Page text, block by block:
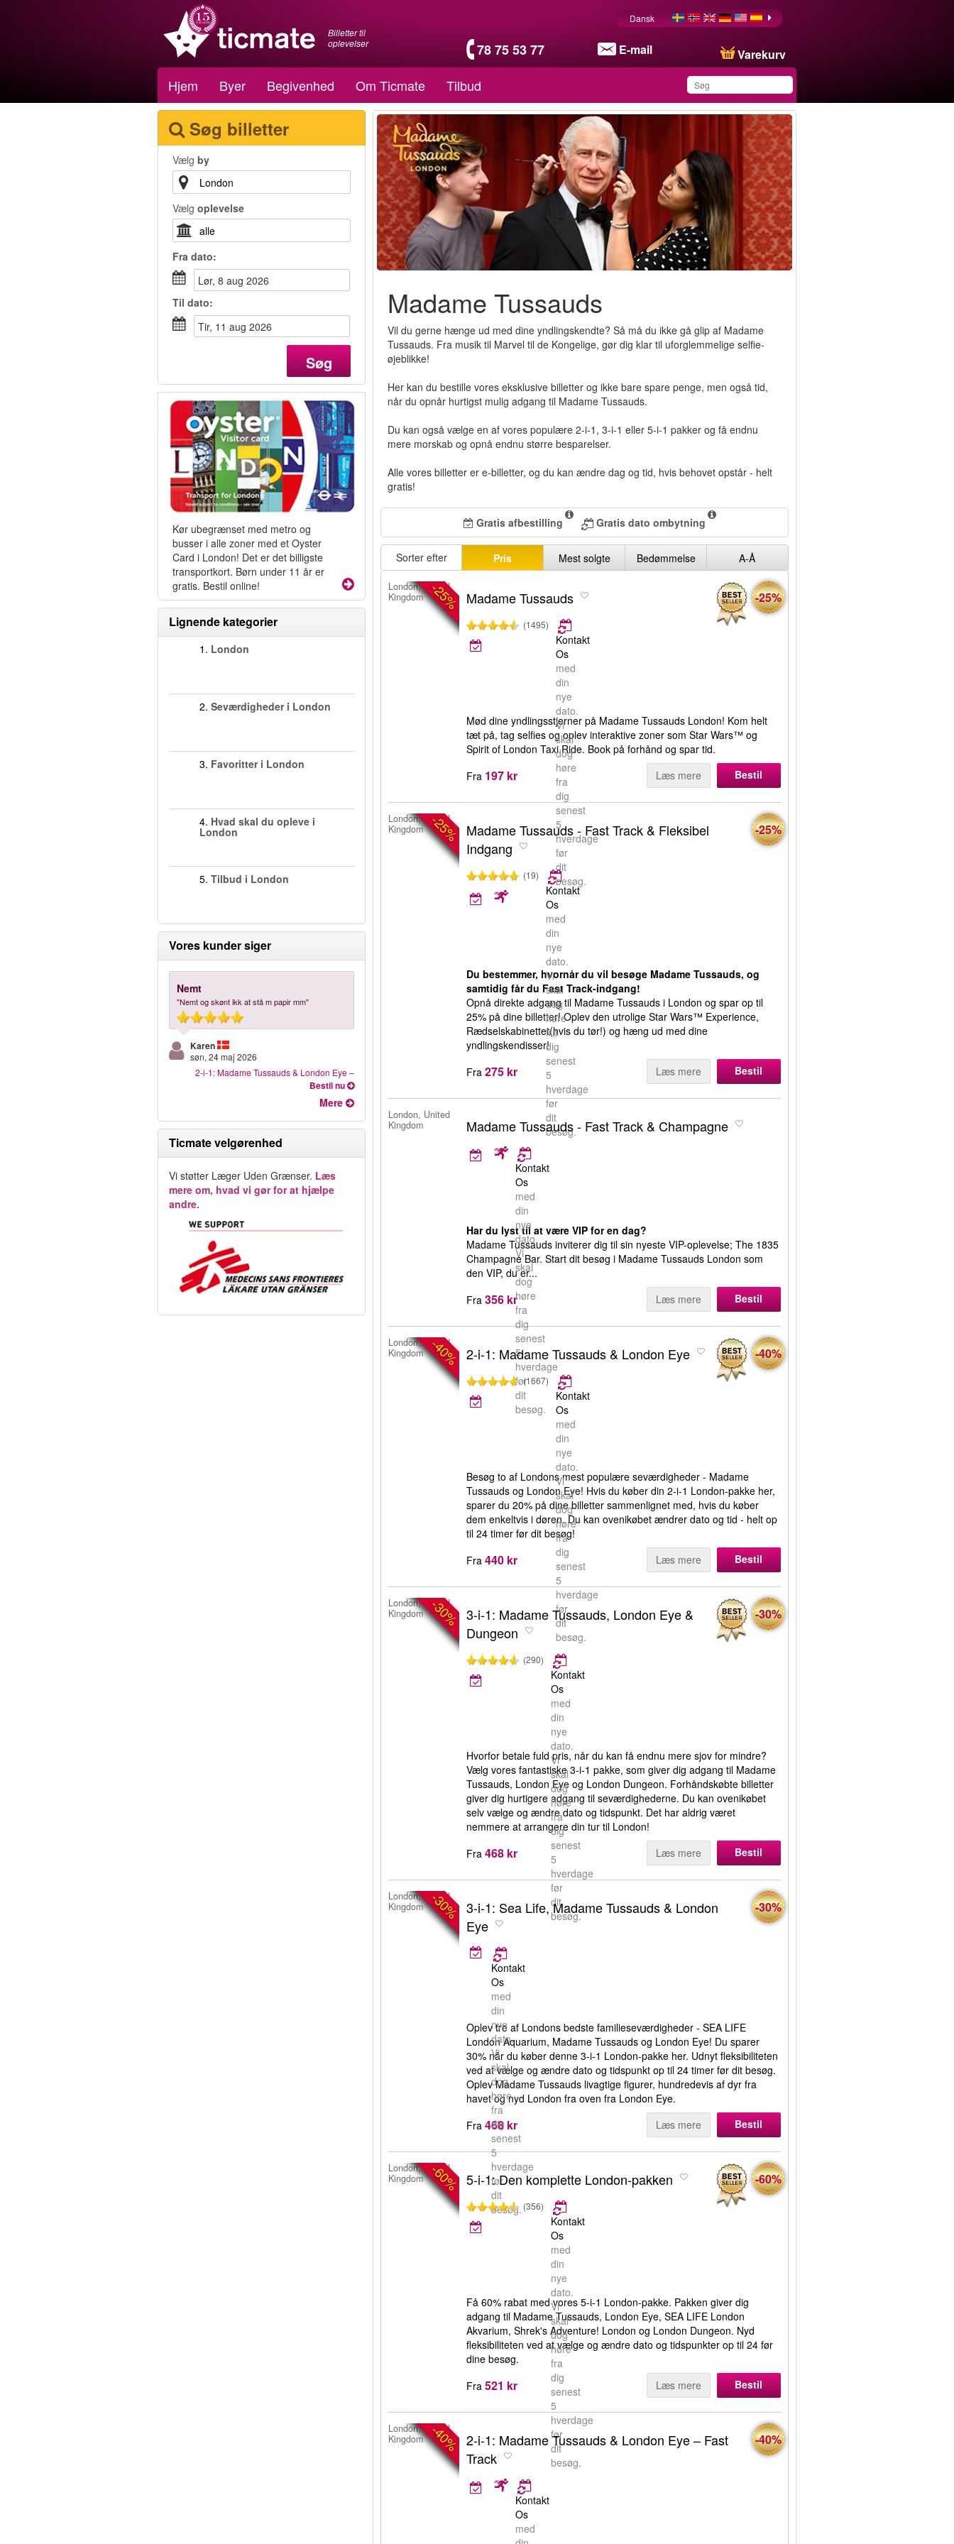
Billetter til
oplevelser
78 75 53 77 E-mail Varekurv
Dansk
Hjem Byer Begivenhed Om Ticmate Tilbud
Du har gemt dette
produkt på din liste
Søg billetter
Vælg by
Vælg oplevelse
Fra dato:
lør, 8 aug 2026
Til dato:
tir, 11 aug 2026
Søg
Kør ubegrænset med metro og
busser i alle zoner med et Oyster
Card i London! Det er det billigste
transportkort. Børn under 11 år er
gratis. Bestil online!
Lignende kategorier
1. London
2. Seværdigheder i London
3. Favoritter i London
4. Hvad skal du opleve i
London
5. Tilbud i London
Vores kunder siger
Nemt
"Nemt og skønt ikk at stå m papir mm"
Karen
søn, 24 maj 2026
2-i-1: Madame Tussauds & London Eye–
Bestil nu
Mere
Ticmate velgørenhed
Vi støtter Læger Uden Grænser. Læs
mere om, hvad vi gør for at hjælpe
andre.
Madame Tussauds
Vil du gerne hænge ud med dine yndlingskendte? Så må du ikke gå glip af Madame
Tussauds. Fra musik til Marvel til de Kongelige, gør dig klar til uforglemmelige selfie-
øjeblikke!
Her kan du bestille vores eksklusive billetter og ikke bare spare penge, men også tid,
når du opnår hurtigst mulig adgang til Madame Tussauds.
Du kan også vælge en af vores populære 2-i-1, 3-i-1 eller 5-i-1 pakker og få endnu
mere morskab og opnå endnu større besparelser.
Alle vores billetter er e-billetter, og du kan ændre dag og tid, hvis behovet opstår - helt
gratis!
Gratis afbestilling Gratis dato ombytning
Sorter efter Pris Mest solgte Bedømmelse A-Å
-25%
London, United
Kingdom
Madame Tussauds
(1495)
Kontakt
Os
med
din
nye
dato.
Vi
skal
dog
høre
fra
dig
senest
5
hverdage
før
dit
besøg.
-25%
Mød dine yndlingsstjerner på Madame Tussauds London! Kom helt
tæt på, tag selfies og oplev interaktive zoner som Star Wars™ og
Spirit of London Taxi Ride. Book på forhånd og spar tid.
Fra 197 kr Læs mere Bestil
-25%
London, United
Kingdom
Madame Tussauds - Fast Track & Fleksibel
Indgang
(19)
Kontakt
Os
med
din
nye
dato.
Vi
skal
dog
høre
fra
dig
senest
5
hverdage
før
dit
besøg.
-25%
Du bestemmer, hvornår du vil besøge Madame Tussauds, og
samtidig får du Fast Track-indgang!
Opnå direkte adgang til Madame Tussauds i London og spar op til
25% på dine billetter! Oplev den utrolige Star Wars™ Experience,
Rædselskabinettet(hvis du tør!) og hæng ud med dine
yndlingskendisser!
Fra 275 kr Læs mere Bestil
London, United
Kingdom
Madame Tussauds - Fast Track & Champagne
Kontakt
Os
med
din
nye
dato.
Vi
skal
dog
høre
fra
dig
senest
5
hverdage
før
dit
besøg.
Har du lyst til at være VIP for en dag?
Madame Tussauds inviterer dig til sin nyeste VIP-oplevelse; The 1835
Champagne Bar. Start dit besøg i Madame Tussauds London som
den VIP, du er...
Fra 356 kr Læs mere Bestil
-40%
London, United
Kingdom
2-i-1: Madame Tussauds & London Eye
(1667)
Kontakt
Os
med
din
nye
dato.
Vi
skal
dog
høre
fra
dig
senest
5
hverdage
før
dit
besøg.
-40%
Besøg to af Londons mest populære seværdigheder - Madame
Tussauds og London Eye! Hvis du køber din 2-i-1 London-pakke her,
sparer du 20% på dine billetter sammenlignet med, hvis du køber
dem enkeltvis i døren. Du kan ovenikøbet ændrer dato og tid - helt op
til 24 timer før dit besøg!
Fra 440 kr Læs mere Bestil
-30%
London, United
Kingdom
3-i-1: Madame Tussauds, London Eye &
Dungeon
(290)
Kontakt
Os
med
din
nye
dato.
Vi
skal
dog
høre
fra
dig
senest
5
hverdage
før
dit
besøg.
-30%
Hvorfor betale fuld pris, når du kan få endnu mere sjov for mindre?
Vælg vores fantastiske 3-i-1 pakke, som giver dig adgang til Madame
Tussauds, London Eye og London Dungeon. Forhåndskøbte billetter
giver dig hurtigere adgang til seværdighederne. Du kan ovenikøbet
selv vælge og ændre dato og tidspunkt. Det har aldrig været
nemmere at arrangere din tur til London!
Fra 468 kr Læs mere Bestil
-30%
London, United
Kingdom
3-i-1: Sea Life, Madame Tussauds & London
Eye
Kontakt
Os
med
din
nye
dato.
Vi
skal
dog
høre
fra
dig
senest
5
hverdage
før
dit
besøg.
-30%
Oplev tre af Londons bedste familieseværdigheder - SEA LIFE
London Aquarium, Madame Tussauds og London Eye! Du sparer
30% når du køber denne 3-i-1 London-pakke her. Udnyt fleksibiliteten
ved at vælge og ændre dato og tidspunkt op til 24 timer før dit besøg.
Oplev Madame Tussauds livagtige figurer, hundredevis af dyr fra
havet og nyd London fra oven fra London Eye.
Fra 468 kr Læs mere Bestil
-60%
London, United
Kingdom
5-i-1: Den komplette London-pakken
(356)
Kontakt
Os
med
din
nye
dato.
Vi
skal
dog
høre
fra
dig
senest
5
hverdage
før
dit
besøg.
-60%
Få 60% rabat med vores 5-i-1 London-pakke. Pakken giver dig
adgang til Madame Tussauds, London Eye, SEA LIFE London
Akvarium, Shrek's Adventure! London og London Dungeon. Nyd
fleksibiliteten ved at vælge og ændre dato og tidspunkter op til 24 før
dine besøg.
Fra 521 kr Læs mere Bestil
-40%
London, United
Kingdom
2-i-1: Madame Tussauds & London Eye – Fast
Track
Kontakt
Os
med
-40%